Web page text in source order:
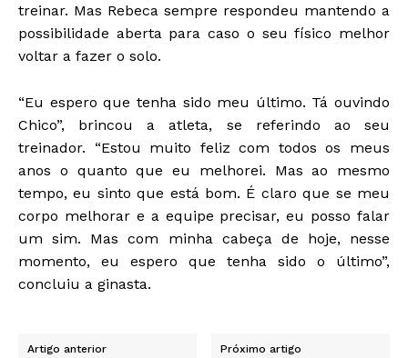
treinar. Mas Rebeca sempre respondeu mantendo a
possibilidade aberta para caso o seu físico melhor
voltar a fazer o solo.
“Eu espero que tenha sido meu último. Tá ouvindo
Chico”, brincou a atleta, se referindo ao seu
treinador. “Estou muito feliz com todos os meus
anos o quanto que eu melhorei. Mas ao mesmo
tempo, eu sinto que está bom. É claro que se meu
corpo melhorar e a equipe precisar, eu posso falar
um sim. Mas com minha cabeça de hoje, nesse
momento, eu espero que tenha sido o último”,
concluiu a ginasta.
Artigo anterior Próximo artigo